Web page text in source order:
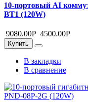
10-портовый AI
BT1 (120W)
9080.00Р 4500.00Р
Купить
В закладки
В сравнение